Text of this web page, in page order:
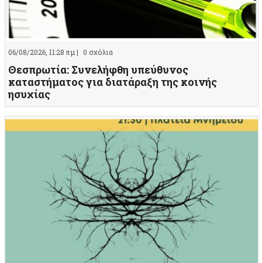
06/08/2026, 11:28 πμ | 0 σχόλια
Θεσπρωτία: Συνελήφθη υπεύθυνος
καταστήματος για διατάραξη της κοινής
ησυχίας